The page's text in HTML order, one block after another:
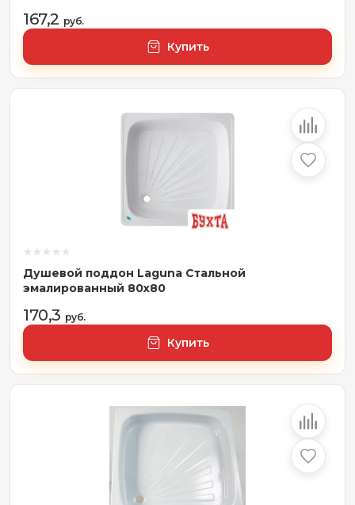
167,2 руб.
Купить
Душевой поддон Laguna Стальной
эмалированный 80x80
170,3 руб.
Купить